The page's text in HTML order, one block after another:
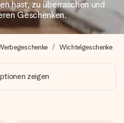
Kunden bewerten uns mit
aller Länder, in
17:00 Uhr
- 13:00 Uhr
hast, zu überraschen und
Geschenken.
Wichtelgeschenke
zeigen